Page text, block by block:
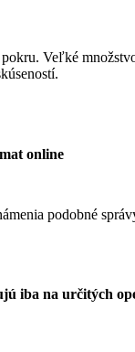
Veľké
online
podobné
iba na určitých